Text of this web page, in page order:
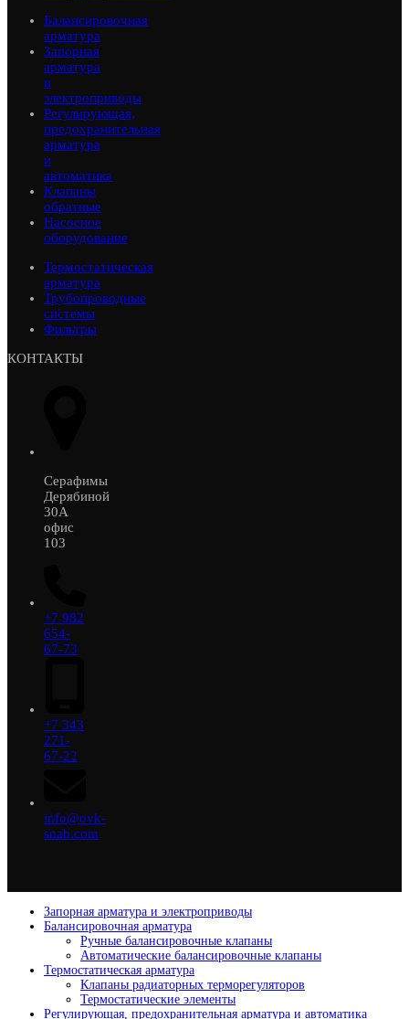
Балансировочная
арматура
Запорная
арматура
и
электроприводы
Регулирующая,
предохранительная
арматура
и
автоматика
Клапаны
обратные
Насосное
оборудование
Термостатическая
арматура
Трубопроводные
системы
Фильтры
КОНТАКТЫ
Серафимы
Дерябиной
30А
офис
103
+7 982
654-
67-73
+7 343
271-
67-22
info@ovk-
snab.com
Запорная арматура и электроприводы
Балансировочная арматура
Ручные балансировочные клапаны
Автоматические балансировочные клапаны
Термостатическая арматура
Клапаны радиаторных терморегуляторов
Термостатические элементы
Регулирующая, предохранительная арматура и автоматика